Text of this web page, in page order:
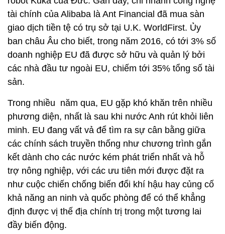
tài chính của Alibaba là Ant Financial đã mua sàn
giao dịch tiền tệ có trụ sở tại U.K. WorldFirst. Ủy
ban châu Âu cho biết, trong năm 2016, có tới 3% số
doanh nghiệp EU đã được sở hữu và quản lý bởi
các nhà đầu tư ngoài EU, chiếm tới 35% tổng số tài
sản.
Trong nhiều năm qua, EU gặp khó khăn trên nhiều
phương diện, nhất là sau khi nước Anh rút khỏi liên
minh. EU đang vất vả để tìm ra sự cân bằng giữa
các chính sách truyền thống như chương trình gắn
kết dành cho các nước kém phát triển nhất và hỗ
trợ nông nghiệp, với các ưu tiên mới được đặt ra
như cuộc chiến chống biến đổi khí hậu hay củng cố
khả năng an ninh và quốc phòng để có thể khẳng
định được vị thế địa chính trị trong một tương lai
đầy biến động.